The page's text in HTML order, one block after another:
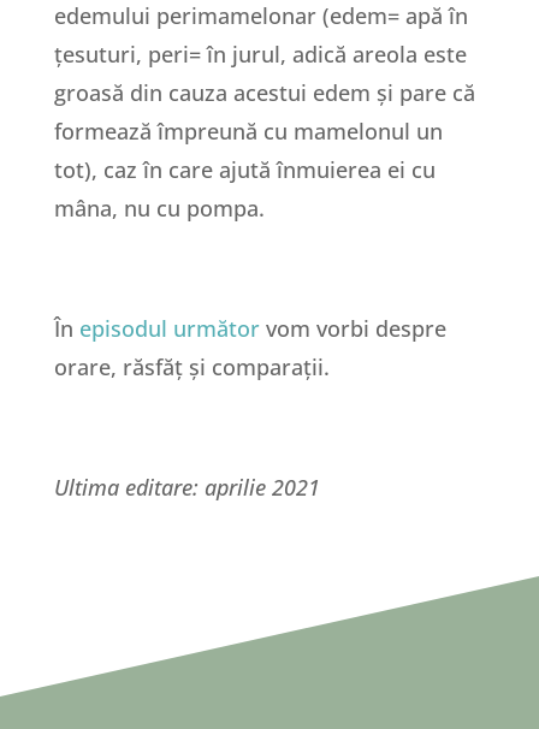
edemului perimamelonar (edem= apă în
țesuturi, peri= în jurul, adică areola este
groasă din cauza acestui edem și pare că
formează împreună cu mamelonul un
tot), caz în care ajută înmuierea ei cu
mâna, nu cu pompa.
În episodul următorvom vorbi despre
orare, răsfăț și comparații.
Ultima editare: aprilie 2021